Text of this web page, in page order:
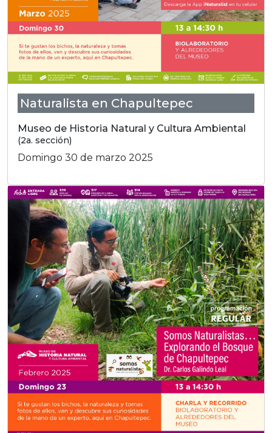
Naturalista en Chapultepec
Museo de Historia Natural y Cultura Ambiental
(2a. sección)
Domingo 30 de marzo 2025